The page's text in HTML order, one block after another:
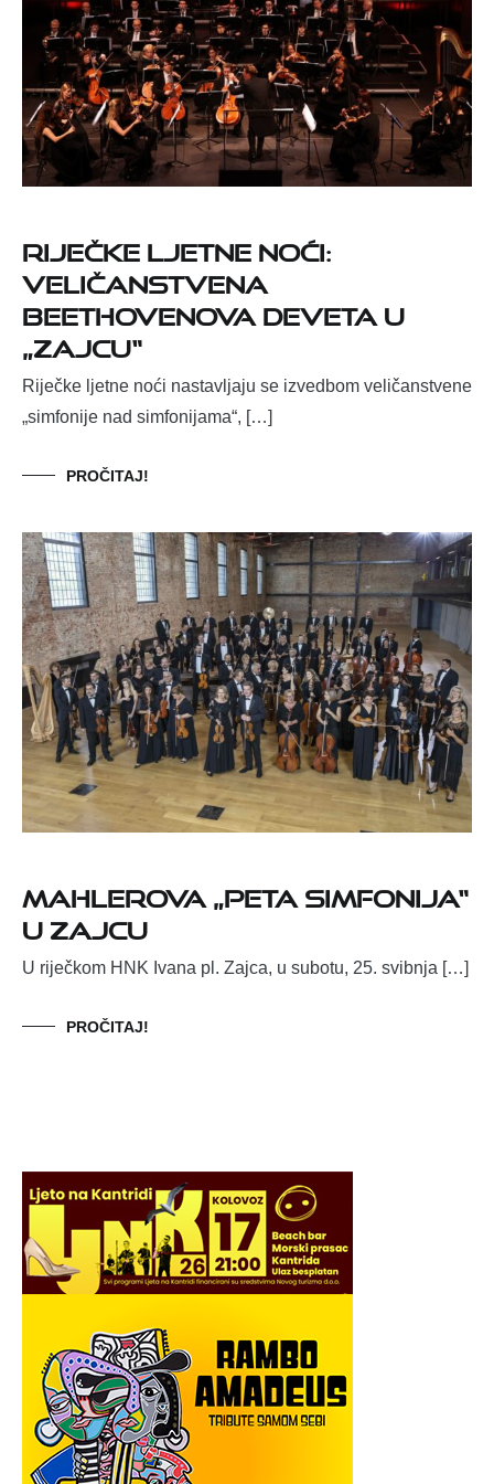
Riječke ljetne noći:
Veličanstvena
Beethovenova Deveta u
„Zajcu“
Riječke ljetne noći nastavljaju se izvedbom veličanstvene
„simfonije nad simfonijama“, […]
PROČITAJ!
Mahlerova „Peta simfonija“
u Zajcu
U riječkom HNK Ivana pl. Zajca, u subotu, 25. svibnja […]
PROČITAJ!